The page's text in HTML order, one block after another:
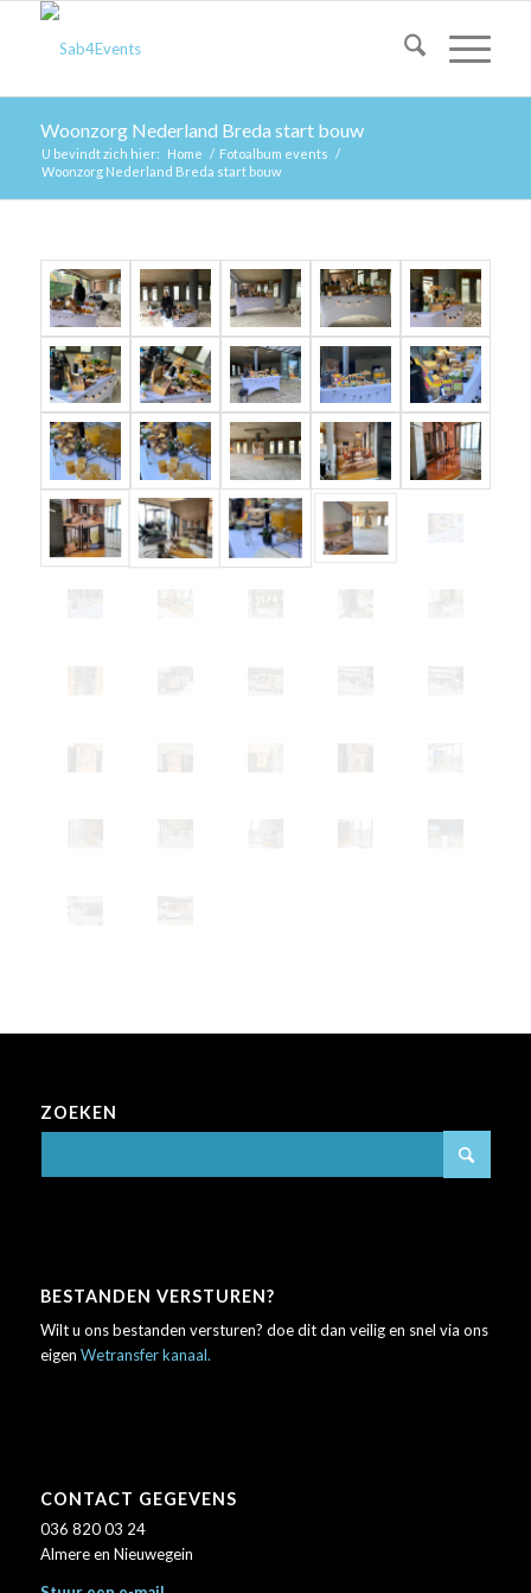
Woonzorg Nederland Breda start bouw
U bevindt zich hier: Home / Fotoalbum events /
Woonzorg Nederland Breda start bouw
ZOEKEN
BESTANDEN VERSTUREN?
Wilt u ons bestanden versturen? doe dit dan veilig en snel via ons
eigen Wetransfer kanaal.
CONTACT GEGEVENS
036 820 03 24
Almere en Nieuwegein